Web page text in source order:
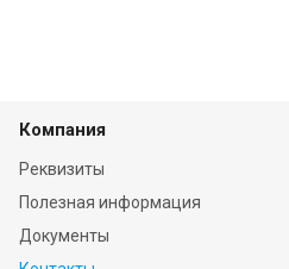
Компания
Реквизиты
Полезная информация
Документы